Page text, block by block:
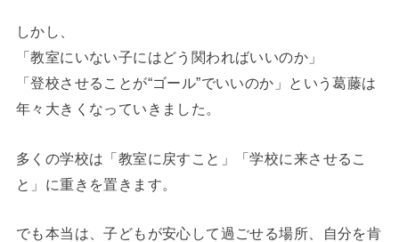
しかし、
「教室にいない子にはどう関わればいいのか」
「登校させることが“ゴール”でいいのか」という葛藤は
年々大きくなっていきました。
多くの学校は「教室に戻すこと」「学校に来させるこ
と」に重きを置きます。
でも本当は、子どもが安心して過ごせる場所、自分を肯